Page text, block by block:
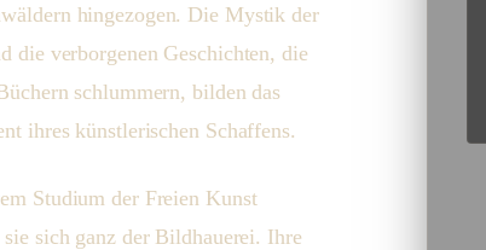
hingezogen. Die Mystik der
die verborgenen Geschichten, die
schlummern, bilden das
ihres künstlerischen Schaffens.
Studium der Freien Kunst
sich ganz der Bildhauerei. Ihre